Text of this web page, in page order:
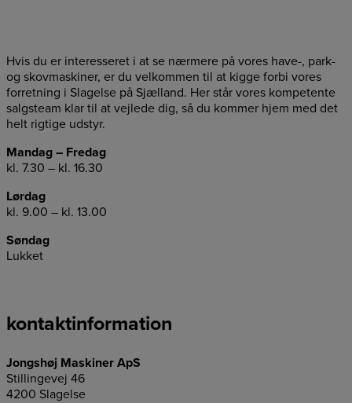
Hvis du er interesseret i at se nærmere på vores have-, park-
og skovmaskiner, er du velkommen til at kigge forbi vores
forretning i Slagelse på Sjælland. Her står vores kompetente
salgsteam klar til at vejlede dig, så du kommer hjem med det
helt rigtige udstyr.
Mandag – Fredag
kl. 7.30 – kl. 16.30
Lørdag
kl. 9.00 – kl. 13.00
Søndag
Lukket
kontaktinformation
Jongshøj Maskiner ApS
Stillingevej 46
4200 Slagelse